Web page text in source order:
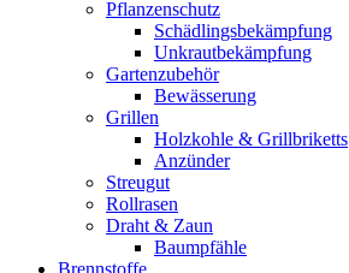
Pflanzenschutz
Schädlingsbekämpfung
Unkrautbekämpfung
Gartenzubehör
Bewässerung
Grillen
Holzkohle & Grillbriketts
Anzünder
Streugut
Rollrasen
Draht & Zaun
Baumpfähle
Brennstoffe